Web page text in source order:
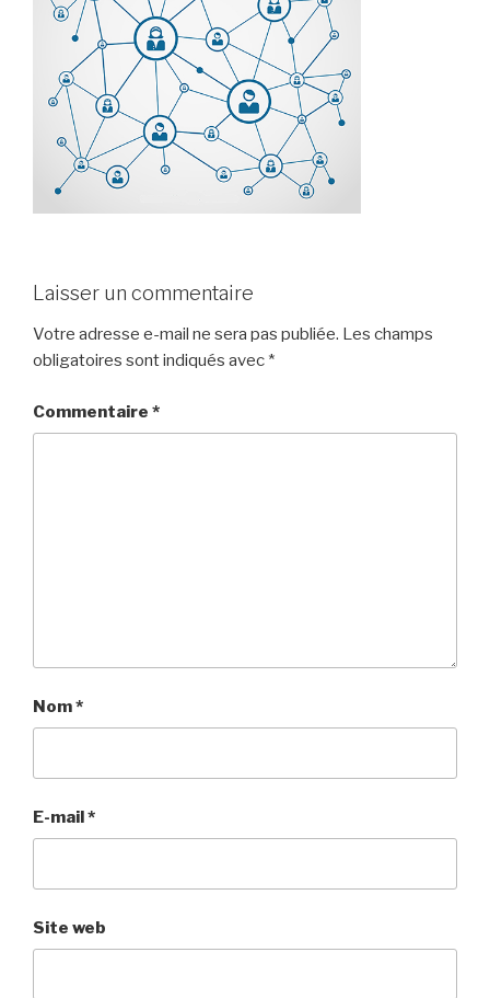
Laisser un commentaire
Votre adresse e-mail ne sera pas publiée. Les champs
obligatoires sont indiqués avec *
Commentaire *
Nom*
E-mail*
Site web